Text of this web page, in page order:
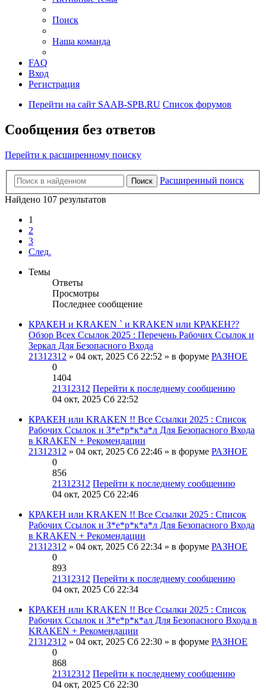
Поиск
Наша команда
FAQ
Вход
Регистрация
Перейти на сайт SAAB-SPB.RU Список форумов
Сообщения без ответов
Перейти к расширенному поиску
Поиск
Расширенный поиск
Найдено 107 результатов
1
2
3
След.
Темы
Ответы
Просмотры
Последнее сообщение
КРАКЕН и KRAKEN ` и KRAKEN или КРАКЕН??
Обзор Всех Ссылок 2025 : Перечень Рабочих Ссылок и
Зеркал Для Безопасного Входа
21312312 » 04 окт, 2025 Сб 22:52 » в форуме РАЗНОЕ
0
1404
21312312 Перейти к последнему сообщению
04 окт, 2025 Сб 22:52
КРАКЕН или KRAKEN !! Все Ссылки 2025 : Список
Рабочих Ссылок и З*е*р*к*а*л Для Безопасного Входа
в KRAKEN + Рекомендации
21312312 » 04 окт, 2025 Сб 22:46 » в форуме РАЗНОЕ
0
856
21312312 Перейти к последнему сообщению
04 окт, 2025 Сб 22:46
КРАКЕН или KRAKEN !! Все Ссылки 2025 : Список
Рабочих Ссылок и З*е*р*к*а*л Для Безопасного Входа
в KRAKEN + Рекомендации
21312312 » 04 окт, 2025 Сб 22:34 » в форуме РАЗНОЕ
0
893
21312312 Перейти к последнему сообщению
04 окт, 2025 Сб 22:34
КРАКЕН или KRAKEN !! Все Ссылки 2025 : Список
Рабочих Ссылок и З*е*р*к*ал Для Безопасного Входа в
KRAKEN + Рекомендации
21312312 » 04 окт, 2025 Сб 22:30 » в форуме РАЗНОЕ
0
868
21312312 Перейти к последнему сообщению
04 окт, 2025 Сб 22:30